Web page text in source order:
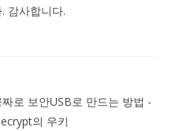
감사합니다.
로 보안USB로 만드는 방법 -
의 우키